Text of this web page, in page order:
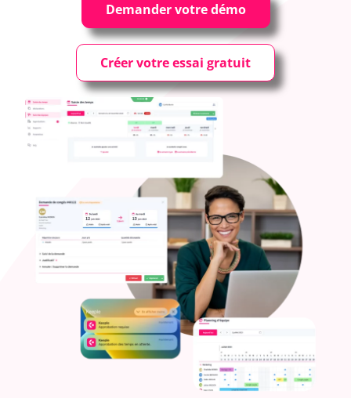
Demander votre démo
Créer votre essai gratuit